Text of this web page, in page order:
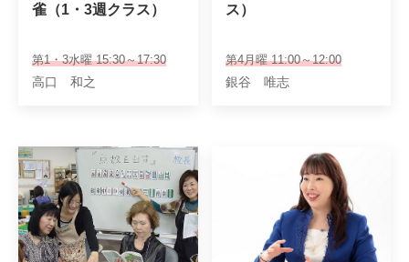
雀（1・3週クラス）
第1・3水曜 15:30～17:30
高口 和之
ス）
第4月曜 11:00～12:00
銀谷 唯志